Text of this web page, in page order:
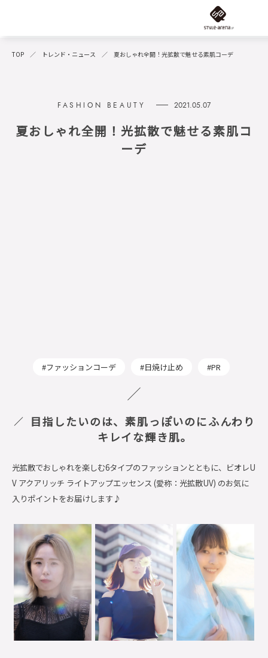
TOP トレンド・ニュース 夏おしゃれ全開！光拡散で魅せる素肌コーデ
2021.05.07
夏おしゃれ全開！光拡散で魅せる素肌コ
ーデ
ファッションコーデ 日焼け止め PR
目指したいのは、素肌っぽいのにふんわり
キレイな輝き肌。
光拡散でおしゃれを楽しむ6タイプのファッションとともに、ビオレU
V アクアリッチ ライトアップエッセンス (愛称：光拡散UV) のお気に
入りポイントをお届けします♪